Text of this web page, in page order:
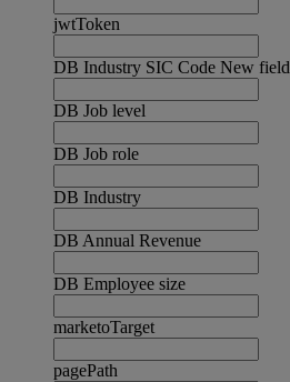
jwtToken
DB Industry SIC Code New field
DB Job level
DB Job role
DB Industry
DB Annual Revenue
DB Employee size
marketoTarget
pagePath